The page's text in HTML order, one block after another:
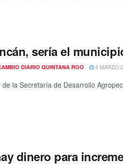
sería el
DIARIO QUINTANA ROO 4 MARZO
de la Secretaría de Desarrollo
dinero para